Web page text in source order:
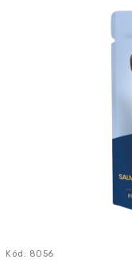
Kód: 8056